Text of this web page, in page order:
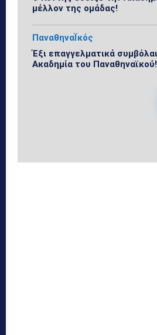
μέλλον της ομάδας!
ΠαναθηναΪκός
Έξι επαγγελματικά
Ακαδημία του Παναθηναϊκού!